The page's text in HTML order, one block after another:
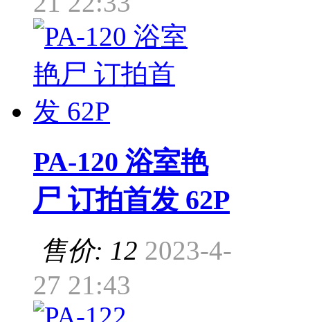
PA-120 浴室艳
尸 订拍首发 62P
售价: 12 2023-4-
27 21:43